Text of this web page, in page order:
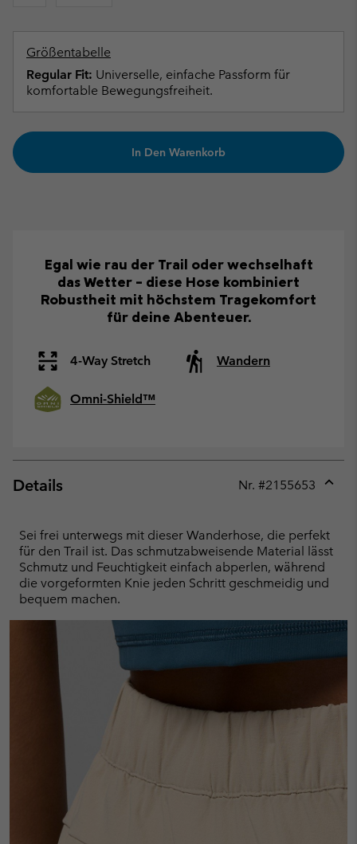
Größentabelle
Regular Fit: Universelle, einfache Passform für
komfortable Bewegungsfreiheit.
In Den Warenkorb
Egal wie rau der Trail oder wechselhaft
das Wetter – diese Hose kombiniert
Robustheit mit höchstem Tragekomfort
für deine Abenteuer.
4-Way Stretch Wandern
Omni-Shield™
Details Nr. #2155653
Sei frei unterwegs mit dieser Wanderhose, die perfekt
für den Trail ist. Das schmutzabweisende Material lässt
Schmutz und Feuchtigkeit einfach abperlen, während
die vorgeformten Knie jeden Schritt geschmeidig und
bequem machen.